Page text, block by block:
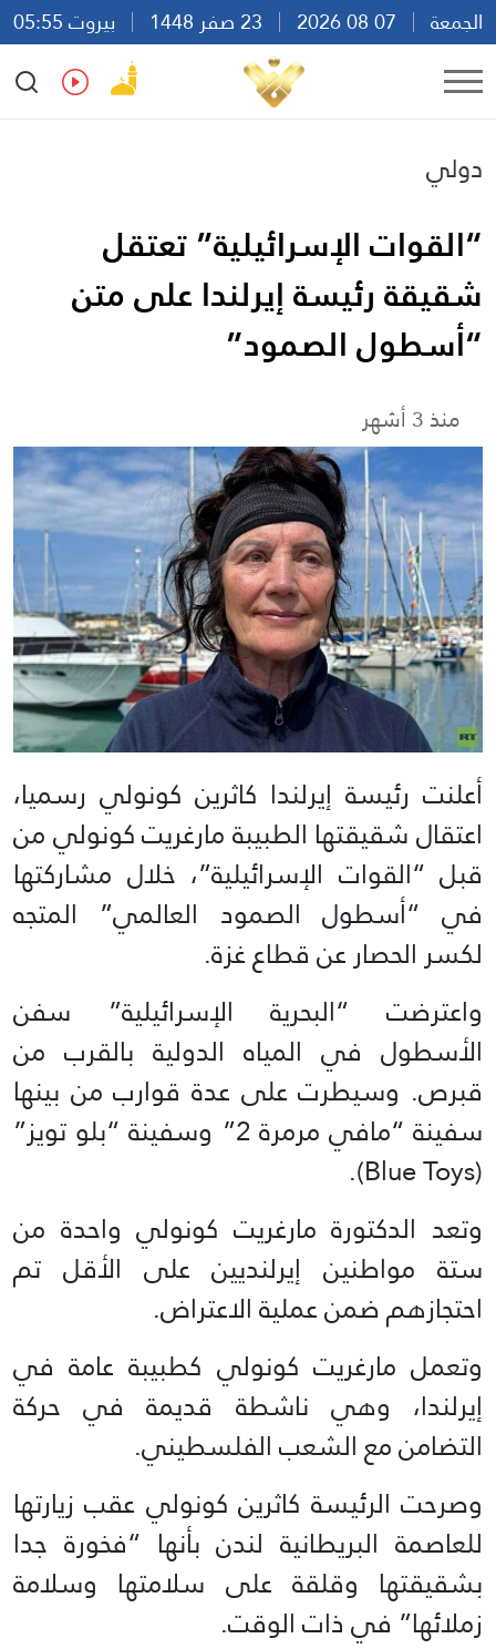
الجمعة
بيروت 05:55
Ar
En Fr Es
دولي
“القوات الإسرائيلية” تعتقل
شقيقة رئيسة إيرلندا على متن
“أسطول الصمود”
منذ 3 أشهر
أعلنت رئيسة إيرلندا كاثرين كونولي رسميا،
اعتقال شقيقتها الطبيبة مارغريت كونولي من
قبل “القوات الإسرائيلية”، خلال مشاركتها
في “أسطول الصمود العالمي” المتجه
لكسر الحصار عن قطاع غزة.
واعترضت “البحرية الإسرائيلية” سفن
الأسطول في المياه الدولية بالقرب من
قبرص. وسيطرت على عدة قوارب من بينها
سفينة “مافي مرمرة 2” وسفينة “بلو تويز”
(Blue Toys).
وتعد الدكتورة مارغريت كونولي واحدة من
ستة مواطنين إيرلنديين على الأقل تم
احتجازهم ضمن عملية الاعتراض.
وتعمل مارغريت كونولي كطبيبة عامة في
إيرلندا، وهي ناشطة قديمة في حركة
التضامن مع الشعب الفلسطيني.
وصرحت الرئيسة كاثرين كونولي عقب زيارتها
للعاصمة البريطانية لندن بأنها “فخورة جدا
بشقيقتها وقلقة على سلامتها وسلامة
زملائها” في ذات الوقت.